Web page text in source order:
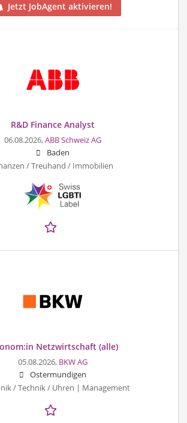
Jetzt JobAgent aktivieren!
R&D Finance Analyst
06.08.2026,ABB Schweiz AG
Baden
/ Treuhand / Immobilien
Netzwirtschaft (alle)
05.08.2026, BKW AG
Ostermundigen
/ Technik / Uhren | Management